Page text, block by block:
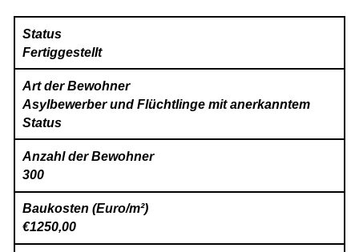
Status
Fertiggestellt
Art der Bewohner
Asylbewerber und Flüchtlinge mit anerkanntem
Status
Anzahl der Bewohner
300
Baukosten (Euro/m²)
€1250,00